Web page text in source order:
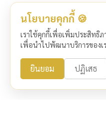
นโยบายคุกกี้ 🍪
เราใช้คุกกี้เพื่อเพิ่มประสิทธิ
เพื่อนำไปพัฒนาบริการของเ
ยินยอม ปฏิเสธ